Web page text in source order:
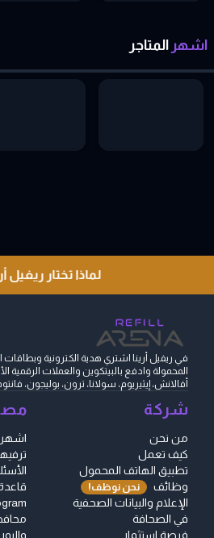
اشهر المتاجر
لماذا تختار ريفيل
في ريفيل أرينا اشتري هدية الكترونية
المحمولة وادفع بالبيتكوين والعملات الرقمية
أفالانش، إيثيريوم، سولانا، ترون، بوليجون،
شركة
من نحن
كيف تعمل
تطبيق الهاتف المحمول
وظائف
نحن نوظف!
الإعلام والبيانات الصحفية
في الصحافة
فرصة استثمار
اشهر